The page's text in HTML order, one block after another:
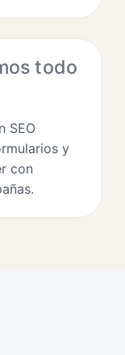
todo
SEO
y
con